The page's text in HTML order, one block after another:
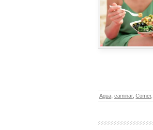
Agua caminar, Comer,